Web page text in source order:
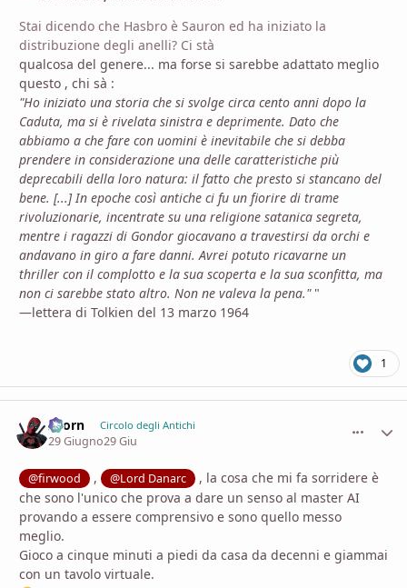
Stai dicendo che Hasbro è Sauron ed ha iniziato la
distribuzione degli anelli? Ci stà
qualcosa del genere... ma forse si sarebbe adattato meglio
questo , chi sà :
"Ho iniziato una storia che si svolge circa cento anni dopo la
Caduta, ma si è rivelata sinistra e deprimente. Dato che
abbiamo a che fare con uomini è inevitabile che si debba
prendere in considerazione una delle caratteristiche più
deprecabili della loro natura: il fatto che presto si stancano del
bene. [...] In epoche così antiche ci fu un fiorire di trame
rivoluzionarie, incentrate su una religione satanica segreta,
mentre i ragazzi di Gondor giocavano a travestirsi da orchi e
andavano in giro a fare danni. Avrei potuto ricavarne un
thriller con il complotto e la sua scoperta e la sua sconfitta, ma
non ci sarebbe stato altro. Non ne valeva la pena." "
—lettera di Tolkien del 13 marzo 1964
1
Zaorn Circolo degli Antichi
29 Giugno29 Giu
@firwood , @Lord Danarc
, la cosa che mi fa sorridere è
che sono l'unico che prova a dare un senso al master AI
provando a essere comprensivo e sono quello messo
meglio.
Gioco a cinque minuti a piedi da casa da decenni e giammai
con un tavolo virtuale.